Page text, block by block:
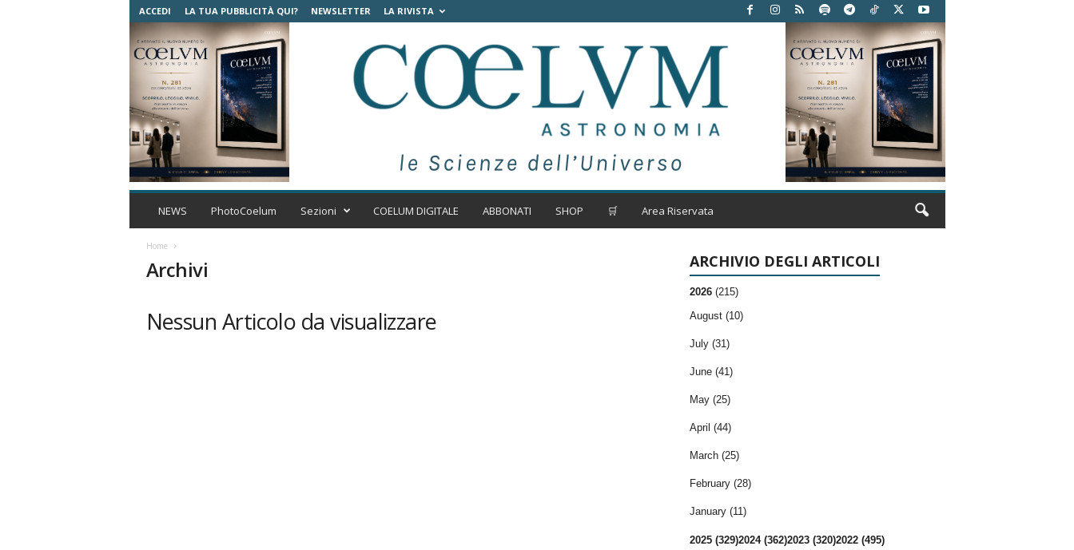
ACCEDI LA TUA PUBBLICITÀ QUI? NEWSLETTER LA RIVISTA
C
t
NEWS PhotoCoelum Sezioni COELUM DIGITALE ABBONATI SHOP 🛒 Area Riservata
Home
Archivi
Nessun Articolo da visualizzare
ARCHIVIO DEGLI ARTICOLI
2026 (215)
August (10)
July (31)
June (41)
May (25)
April (44)
March (25)
February (28)
January (11)
2025 (329)2024 (362)2023 (320)2022 (495)